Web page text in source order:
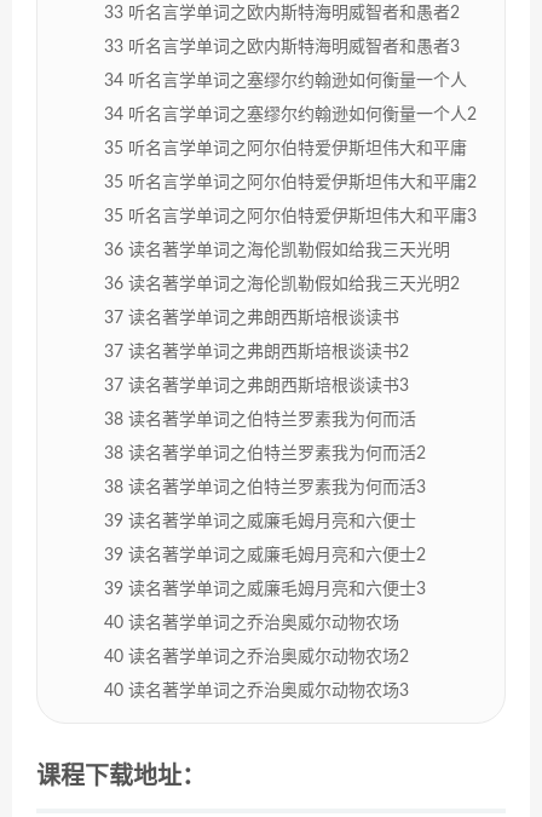
33 听名言学单词之欧内斯特海明威智者和愚者2
33 听名言学单词之欧内斯特海明威智者和愚者3
34 听名言学单词之塞缪尔约翰逊如何衡量一个人
34 听名言学单词之塞缪尔约翰逊如何衡量一个人2
35 听名言学单词之阿尔伯特爱伊斯坦伟大和平庸
35 听名言学单词之阿尔伯特爱伊斯坦伟大和平庸2
35 听名言学单词之阿尔伯特爱伊斯坦伟大和平庸3
36 读名著学单词之海伦凯勒假如给我三天光明
36 读名著学单词之海伦凯勒假如给我三天光明2
37 读名著学单词之弗朗西斯培根谈读书
37 读名著学单词之弗朗西斯培根谈读书2
37 读名著学单词之弗朗西斯培根谈读书3
38 读名著学单词之伯特兰罗素我为何而活
38 读名著学单词之伯特兰罗素我为何而活2
38 读名著学单词之伯特兰罗素我为何而活3
39 读名著学单词之威廉毛姆月亮和六便士
39 读名著学单词之威廉毛姆月亮和六便士2
39 读名著学单词之威廉毛姆月亮和六便士3
40 读名著学单词之乔治奥威尔动物农场
40 读名著学单词之乔治奥威尔动物农场2
40 读名著学单词之乔治奥威尔动物农场3
课程下载地址：